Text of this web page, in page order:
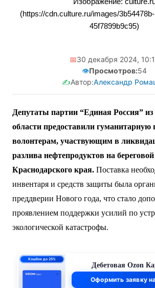
(https://cdn.culture.ru/images/
45f7899b9c95)
📅30 декабря 2024,
👁️Просмотров:54
✍️Автор:Александр
Депутаты партии “Единая Россия” из
области предоставили
волонтерам, участвующим в
разлива нефтепродуктов на
Краснодарского края.Поставка
инвентаря и средств защиты была
преддверии Нового года, что стало
проявлением поддержки усилий по
экологической катастрофы.
0% до 140 дней
Кредитная
Оформить заявку